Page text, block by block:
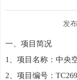
发
一、项目简况
1
、项目名称：中央
2 、项目编号：